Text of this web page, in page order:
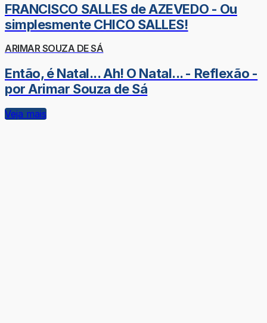
FRANCISCO SALLES de AZEVEDO - Ou
simplesmente CHICO SALLES!
ARIMAR SOUZA DE SÁ
Então, é Natal... Ah! O Natal... - Reflexão -
por Arimar Souza de Sá
Veja mais